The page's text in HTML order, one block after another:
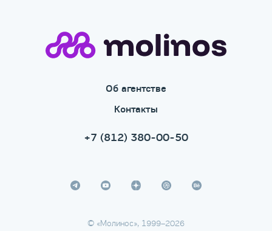
Об агентстве
Контакты
+7 (812) 380-00-50
© «Молинос», 1999–2026